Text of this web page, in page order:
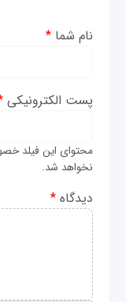
نام شما*
پست الکترونیکی
محتوای این فیلد
نخواهد شد.
دیدگاه*